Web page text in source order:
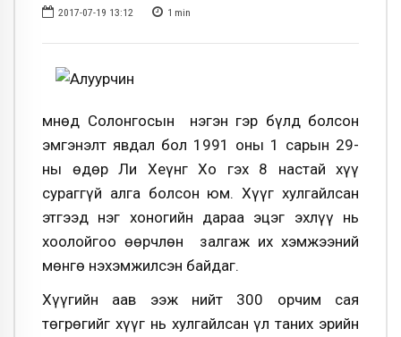
2017-07-19 13:12 1 min
Өмнөд Солонгосын нэгэн гэр бүлд болсон
эмгэнэлт явдал бол 1991 оны 1 сарын 29-
ны өдөр Ли Хеүнг Хо гэх 8 настай хүү
сураггүй алга болсон юм. Хүүг хулгайлсан
этгээд нэг хоногийн дараа эцэг эхлүү нь
хоолойгоо өөрчлөн залгаж их хэмжээний
мөнгө нэхэмжилсэн байдаг.
Хүүгийн аав ээж нийт 300 орчим сая
төгрөгийг хүүг нь хулгайлсан үл таних эрийн